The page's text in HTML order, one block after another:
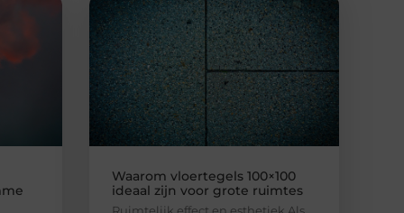
Waarom vloertegels 100×100
ideaal zijn voor grote ruimtes